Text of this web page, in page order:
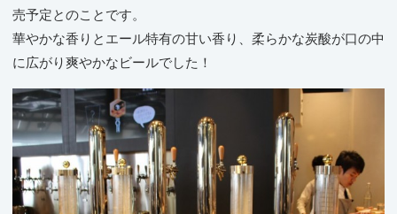
売予定とのことです。
華やかな香りとエール特有の甘い香り、柔らかな炭酸が口の中
に広がり爽やかなビールでした！